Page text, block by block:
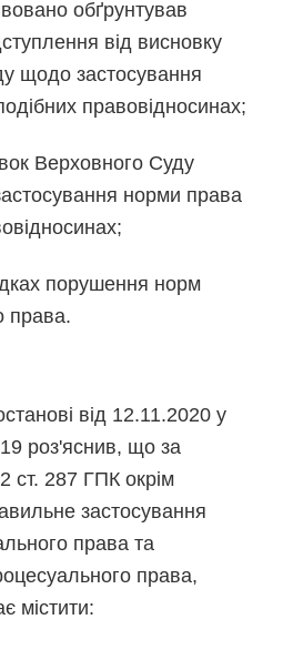
обґрунтував
від висновку
щодо застосування
правовідносинах;
Верховного Суду
норми права
порушення норм
права.
від 12.11.2020 у
роз'яснив, що за
ст. 287 ГПК окрім
застосування
права та
права,
містити: